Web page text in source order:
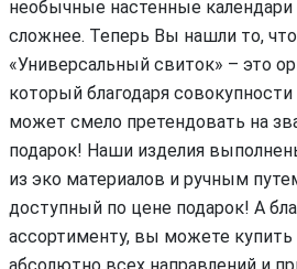
необычные настенные
сложнее. Теперь Вы нашли то,
«Универсальный свиток» – это
который благодаря
может смело претендовать на
подарок! Наши изделия
из эко материалов и ручным
доступный по цене подарок! А
ассортименту, вы можете